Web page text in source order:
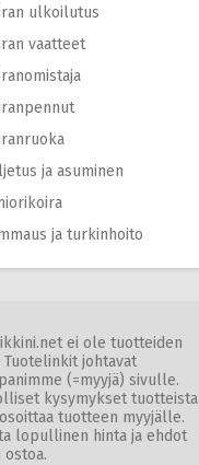
ulkoilutus
vaatteet
ja asuminen
ja turkinhoito
ei ole tuotteiden
Tuotelinkit johtavat
(=myyjä) sivulle.
kysymykset tuotteista
tuotteen myyjälle.
lopullinen hinta ja ehdot
ostoa.